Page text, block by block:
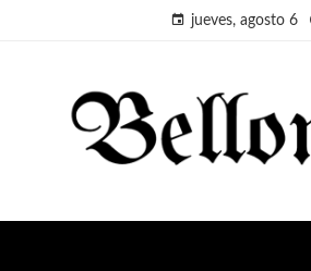
jueves, agosto 6